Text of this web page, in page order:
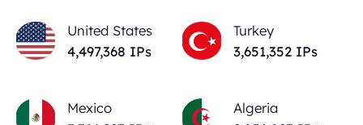
United States
4,497,368 IPs
Turkey
3,651,352 IPs
Mexico
Algeria